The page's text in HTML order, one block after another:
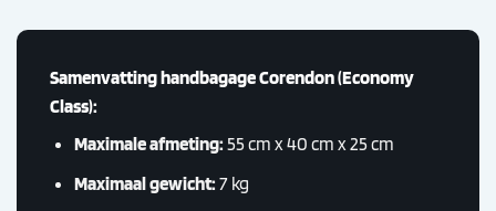
Samenvatting handbagage Corendon (Economy
Class):
Maximale afmeting: 55 cm x 40 cm x 25 cm
Maximaal gewicht: 7 kg